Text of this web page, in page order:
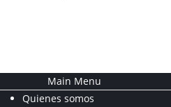
Main Menu
Quienes somos